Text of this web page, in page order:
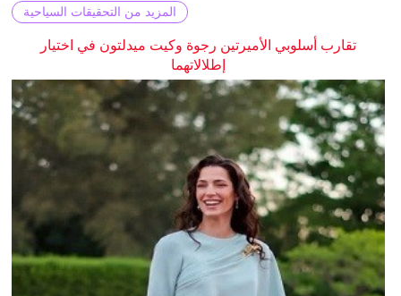
المزيد من التحقيقات السياحية
تقارب أسلوبي الأميرتين رجوة وكيت ميدلتون في اختيار
إطلالاتهما